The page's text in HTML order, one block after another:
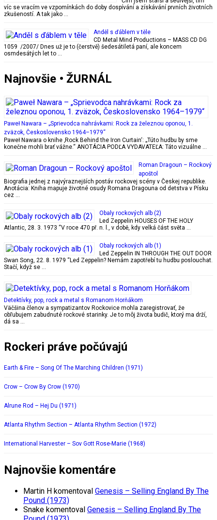
víc se vracím ve vzpomínkách do doby dospívání a získávání prvních životních
zkušeností. A tak jako …
Anděl s ďáblem v těle
CD Metal Mind Productions – MASS CD DG
1059 /2007/ Dnes už je to (čerstvě) šedesátiletá paní, ale koncem
osmdesátých let to …
Najnovšie • ŽURNÁL
Paweł Nawara – „Sprievodca nahrávkami: Rock za železnou oponou, 1.
zväzok, Československo 1964–1979“
Paweł Nawara o knihe ‚Rock Behind the Iron Curtain‘: „Túto hudbu by sme
konečne mohli brať vážne.“ ANOTÁCIA PODĽA VYDAVATEĽA: Táto vizuálne …
Roman Dragoun – Rockový
apoštol
Biografia jednej z najvýraznejších postáv rockovej scény v Českej republike.
Anotácia: Kniha mapuje životné osudy Romana Dragouna od detstva v Písku
cez …
Obaly rockových alb (2)
Led Zeppelin HOUSES OF THE HOLY
Atlantic, 28. 3. 1973 “V roce 470 př. n. l., v době, kdy velká část světa …
Obaly rockových alb (1)
Led Zeppelin IN THROUGH THE OUT DOOR
Swan Song, 22. 8. 1979 “Led Zeppelin? Nemám zapotřebí tu hudbu poslouchat.
Stačí, když se …
Detektívky, pop, rock a metal s Romanom Horňákom
Väčšina členov a sympatizantov Rockovice mohla zaregistrovať, že
obľubujem zabudnuté rockové starinky. Je to môj života budič, ktorý ma drží,
dá sa …
Rockeri práve počúvajú
Earth & Fire – Song Of The Marching Children (1971)
Crow – Crow By Crow (1970)
Alrune Rod – Hej Du (1971)
Atlanta Rhythm Section – Atlanta Rhythm Section (1972)
International Harvester – Sov Gott Rose-Marie (1968)
Najnovšie komentáre
Martin H komentoval Genesis – Selling England By The
Pound (1973)
Snake komentoval Genesis – Selling England By The